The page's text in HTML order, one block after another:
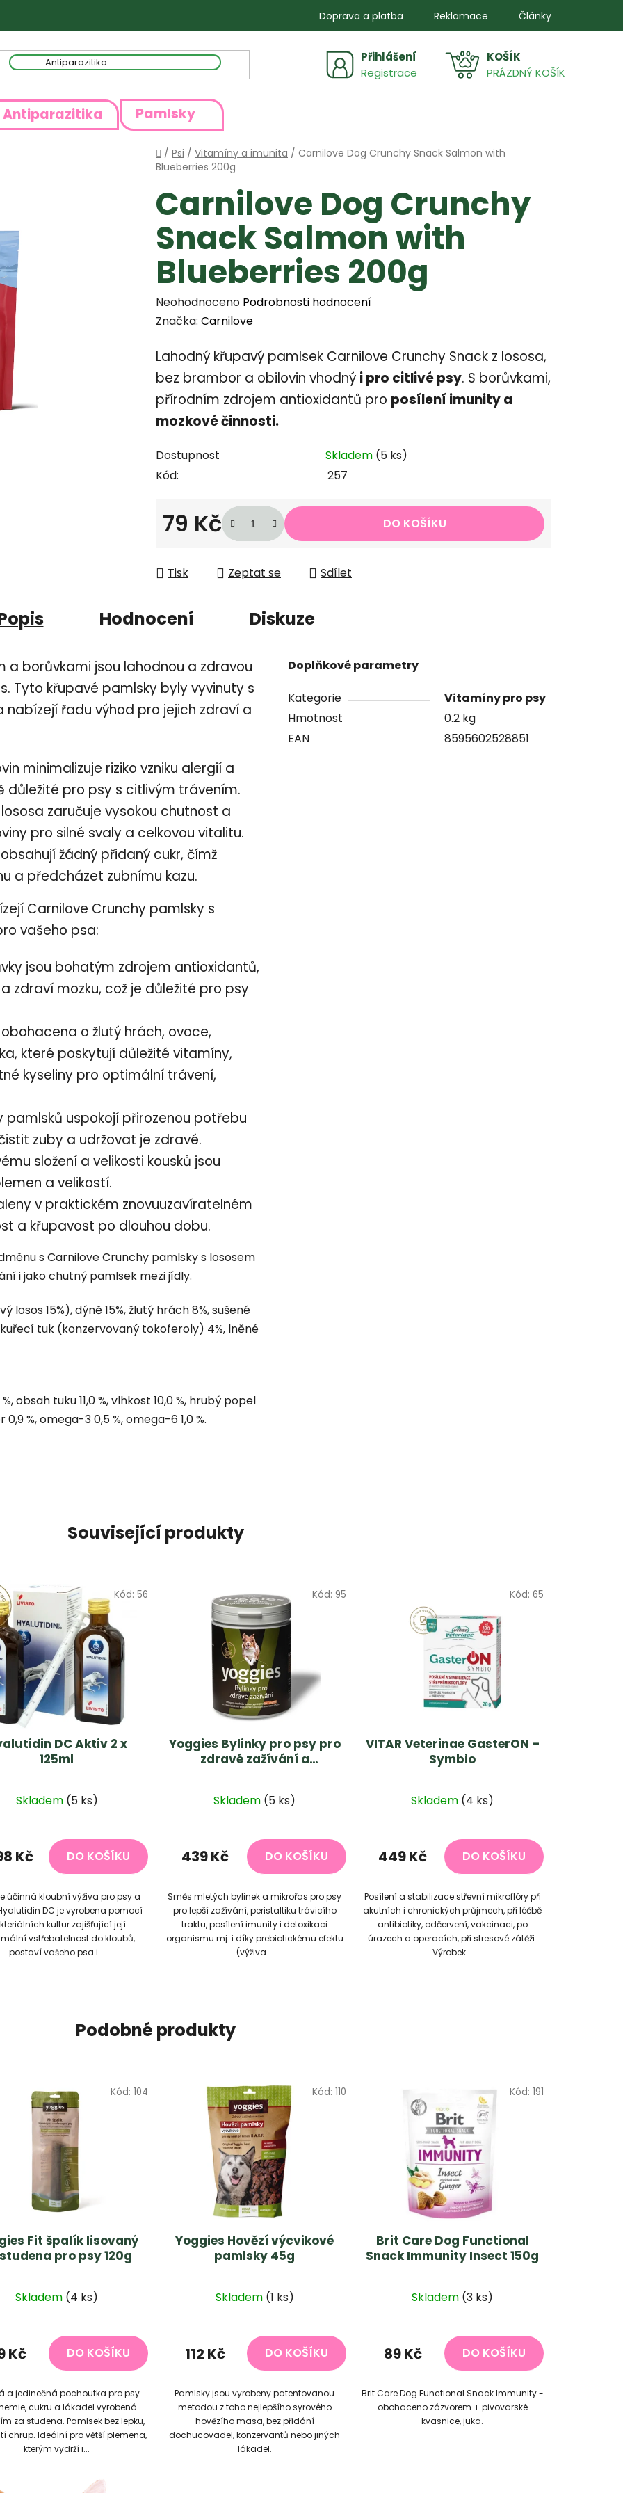
Doprava a platba Reklamace Články
Přihlášení
Registrace
NÁKUPNÍPRÁZDNÝ KOŠÍK
Antiparazitika Pamlsky
Domů
/ Psi / Vitamíny a imunita / Carnilove Dog Crunchy Snack Salmon with
Blueberries 200g
Carnilove Dog Crunchy
Snack Salmon with
Blueberries 200g
Průměrné
hodnocení
je
0,0
z
5
Neohodnoceno Podrobnosti hodnocení
Značka: Carnilove
Lahodný křupavý pamlsek Carnilove Crunchy Snack z lososa,
bez brambor a obilovin vhodný i pro citlivé psy. S borůvkami,
přírodním zdrojem antioxidantů pro posílení imunity a
mozkové činnosti.
Dostupnost Skladem (5 ks)
Kód:
257
79 Kč DO KOŠÍKU
Tisk Zeptat se Sdílet
Hodnocení Diskuze
a borůvkami jsou lahodnou a zdravou
Tyto křupavé pamlsky byly vyvinuty s
řadu výhod pro jejich zdraví a
minimalizuje riziko vzniku alergií a
důležité pro psy s citlivým trávením.
zaručuje vysokou chutnost a
pro silné svaly a celkovou vitalitu.
žádný přidaný cukr, čímž
a předcházet zubnímu kazu.
Carnilove Crunchy pamlsky s
vašeho psa:
jsou bohatým zdrojem antioxidantů,
zdraví mozku, což je důležité pro psy
o žlutý hrách, ovoce,
které poskytují důležité vitamíny,
kyseliny pro optimální trávení,
pamlsků uspokojí přirozenou potřebu
zuby a udržovat je zdravé.
složení a velikosti kousků jsou
a velikostí.
v praktickém znovuuzavíratelném
a křupavost po dlouhou dobu.
s Carnilove Crunchy pamlsky s lososem
i jako chutný pamlsek mezi jídly.
losos 15%), dýně 15%, žlutý hrách 8%, sušené
tuk (konzervovaný tokoferoly) 4%, lněné
obsah tuku 11,0 %, vlhkost 10,0 %, hrubý popel
0,9 %, omega-3 0,5 %, omega-6 1,0 %.
Doplňkové parametry
Kategorie
Vitamíny pro psy
Hmotnost
0.2 kg
EAN
8595602528851
Související produkty
DC Aktiv 2 x
125ml
hodnocení
je
5,0
5
hvězdiček.
Skladem (5 ks)
DO KOŠÍKU
Kč
účinná kloubní výživa pro psy a
DC je vyrobena pomocí
kultur zajišťující její
vstřebatelnost do kloubů,
postaví vašeho psa i...
Kód: 56
Yoggies Bylinky pro psy pro
zdravé zažívání a
Skladem (5 ks)
DO KOŠÍKU
439 Kč
Směs mletých bylinek a mikrořas pro psy
pro lepší zažívání, peristaltiku trávicího
traktu, posílení imunity i detoxikaci
organismu mj. i díky prebiotickému efektu
(výživa...
Kód: 95
VITAR Veterinae GasterON –
Symbio
Skladem (4 ks)
DO KOŠÍKU
449 Kč
Posílení a stabilizace střevní mikroflóry při
akutních i chronických průjmech, při léčbě
antibiotiky, odčervení, vakcinaci, po
úrazech a operacích, při stresové zátěži.
Výrobek...
Kód: 65
Podobné produkty
Fit špalík lisovaný
pro psy 120g
hodnocení
je
5,0
5
hvězdiček.
Skladem (4 ks)
DO KOŠÍKU
Kč
a jedinečná pochoutka pro psy
cukru a lákadel vyrobená
za studena. Pamlsek bez lepku,
chrup. Ideální pro větší plemena,
kterým vydrží i...
Kód: 104
Yoggies Hovězí výcvikové
pamlsky 45g
Skladem (1 ks)
DO KOŠÍKU
112 Kč
Pamlsky jsou vyrobeny patentovanou
metodou z toho nejlepšího syrového
hovězího masa, bez přidání
dochucovadel, konzervantů nebo jiných
lákadel.
Kód: 110
Brit Care Dog Functional
Snack Immunity Insect 150g
Skladem (3 ks)
DO KOŠÍKU
89 Kč
Brit Care Dog Functional Snack Immunity -
obohaceno zázvorem + pivovarské
kvasnice, juka.
Kód: 191